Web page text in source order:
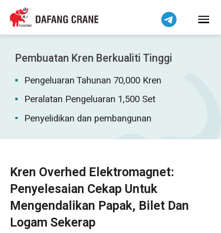
Pembuatan Kren Berkualiti Tinggi
Pengeluaran Tahunan 70,000 Kren
Peralatan Pengeluaran 1,500 Set
Penyelidikan dan pembangunan
Kren Overhed Elektromagnet:
Penyelesaian Cekap Untuk
Mengendalikan Papak, Bilet Dan
Logam Sekerap
हिन्दी
Bahasa Indonesia
Tiếng Việt
简体中文
فارسی
Pilipino
اردو
Kiswahili
Dansk
Norsk
O‘zbekcha